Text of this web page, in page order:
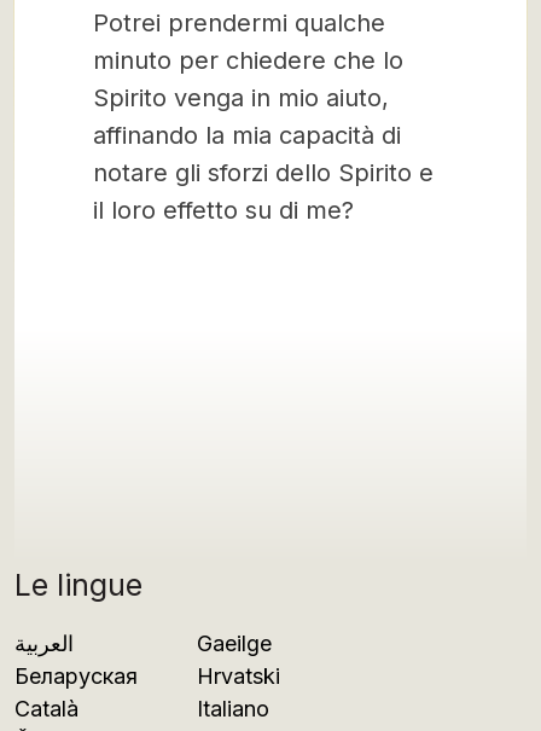
Le lingue
العربية
Беларуская
Català
Gaeilge
Hrvatski
Italiano
Potrei prendermi qualche
minuto per chiedere che lo
Spirito venga in mio aiuto,
affinando la mia capacità di
notare gli sforzi dello Spirito e
il loro effetto su di me?